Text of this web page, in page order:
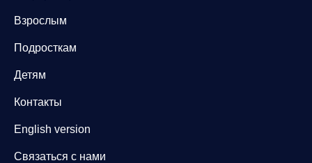
Взрослым
Подросткам
Детям
Контакты
English version
Связаться с нами